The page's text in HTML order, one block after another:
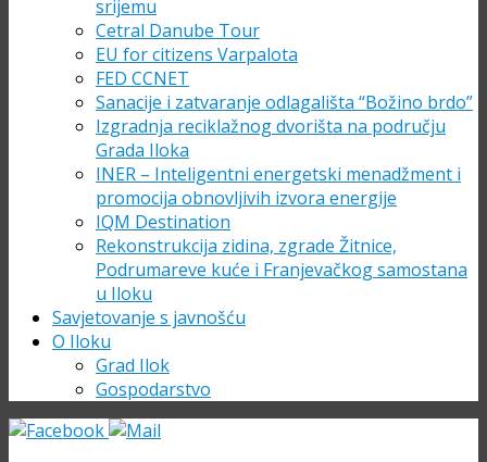
srijemu
Cetral Danube Tour
EU for citizens Varpalota
FED CCNET
Sanacije i zatvaranje odlagališta “Božino brdo”
Izgradnja reciklažnog dvorišta na području
Grada Iloka
INER – Inteligentni energetski menadžment i
promocija obnovljivih izvora energije
IQM Destination
Rekonstrukcija zidina, zgrade Žitnice,
Podrumareve kuće i Franjevačkog samostana
u Iloku
Savjetovanje s javnošću
O Iloku
Grad Ilok
Gospodarstvo